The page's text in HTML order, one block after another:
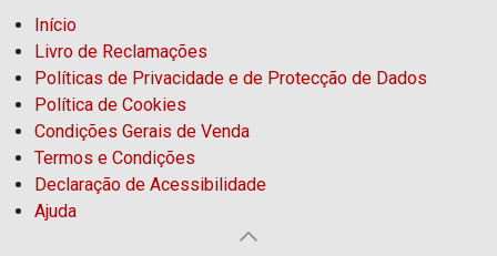
Início
Livro de Reclamações
Políticas de Privacidade e de Protecção de Dados
Política de Cookies
Condições Gerais de Venda
Termos e Condições
Declaração de Acessibilidade
Ajuda